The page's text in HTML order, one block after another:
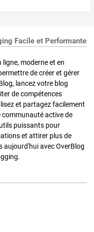
Facile et Performante
moderne et en
de créer et gérer
lancez votre blog
de compétences
et partagez facilement
communauté active de
puissants pour
et attirer plus de
aujourd'hui avec OverBlog